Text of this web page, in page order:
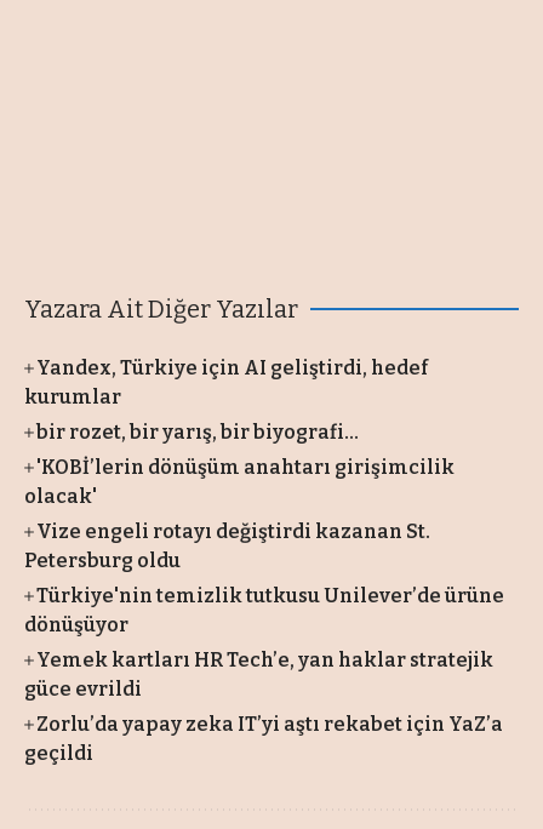
Yazara Ait Diğer Yazılar
Yandex, Türkiye için AI geliştirdi, hedef
kurumlar
bir rozet, bir yarış, bir biyografi…
'KOBİ’lerin dönüşüm anahtarı girişimcilik
olacak'
Vize engeli rotayı değiştirdi kazanan St.
Petersburg oldu
Türkiye'nin temizlik tutkusu Unilever’de ürüne
dönüşüyor
Yemek kartları HR Tech’e, yan haklar stratejik
güce evrildi
Zorlu’da yapay zeka IT’yi aştı rekabet için YaZ’a
geçildi